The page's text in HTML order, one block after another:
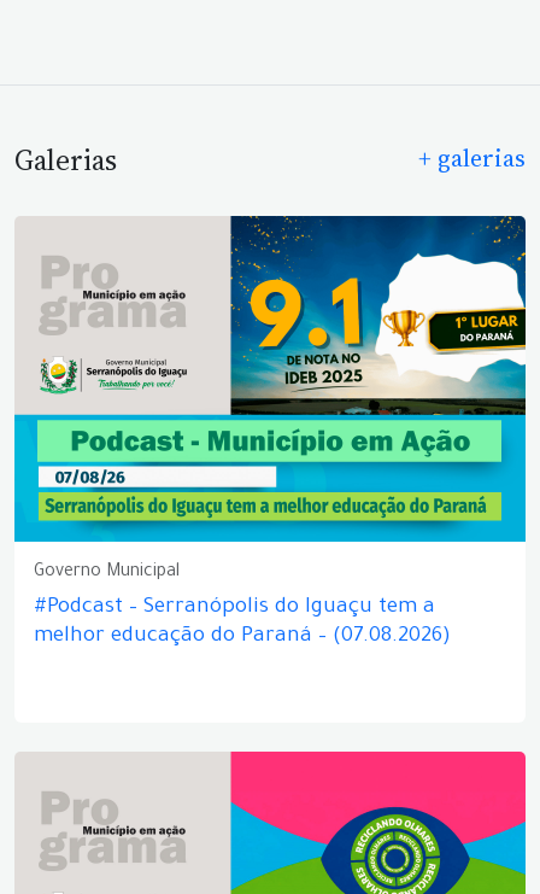
Galerias + galerias
Governo Municipal
#Podcast – Serranópolis do Iguaçu tem a
melhor educação do Paraná – (07.08.2026)